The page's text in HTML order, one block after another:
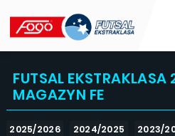
FUTSAL
MAGAZYN FE
2025/2026 2024/2025 2023/